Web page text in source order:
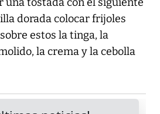
una tostada con el siguiente
dorada colocar frijoles
estos la tinga, la
la crema y la cebolla